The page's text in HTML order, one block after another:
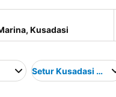
Setur Kusadasi